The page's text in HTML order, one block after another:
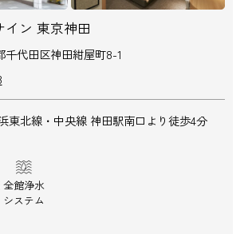
ン 東京神田
千代田区神田紺屋町8-1
東北線・中央線 神田駅南口より徒歩4分
全館浄水
システム